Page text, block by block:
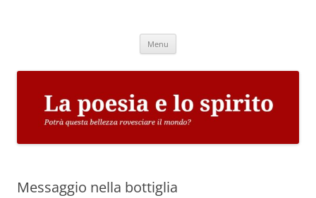
Menu
Messaggio nella bottiglia